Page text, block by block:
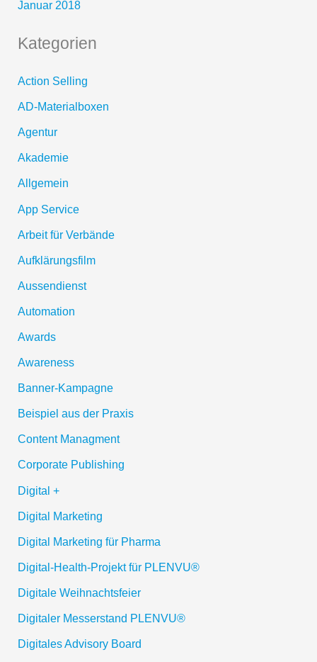
Januar 2018
Kategorien
Action Selling
AD-Materialboxen
Agentur
Akademie
Allgemein
App Service
Arbeit für Verbände
Aufklärungsfilm
Aussendienst
Automation
Awards
Awareness
Banner-Kampagne
Beispiel aus der Praxis
Content Managment
Corporate Publishing
Digital +
Digital Marketing
Digital Marketing für Pharma
Digital-Health-Projekt für PLENVU®
Digitale Weihnachtsfeier
Digitaler Messerstand PLENVU®
Digitales Advisory Board